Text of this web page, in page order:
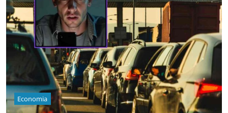
Economia